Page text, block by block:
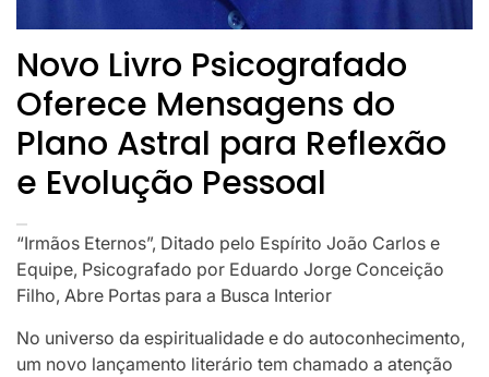
Novo Livro Psicografado
Oferece Mensagens do
Plano Astral para Reflexão
e Evolução Pessoal
“Irmãos Eternos”, Ditado pelo Espírito João Carlos e
Equipe, Psicografado por Eduardo Jorge Conceição
Filho, Abre Portas para a Busca Interior
No universo da espiritualidade e do autoconhecimento,
um novo lançamento literário tem chamado a atenção